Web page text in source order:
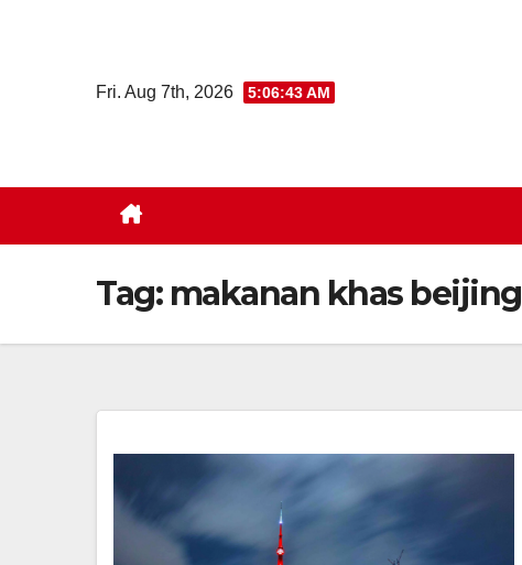
Fri. Aug 7th, 2026 5:06:43 AM
Tag: makanan khas beijing